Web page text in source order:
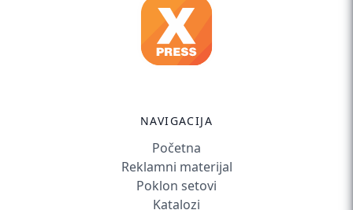
NAVIGACIJA
Početna
Reklamni materijal
Poklon setovi
Katalozi